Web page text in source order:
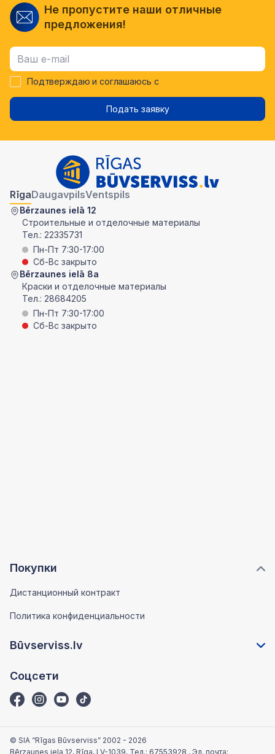
Не пропустите наши отличные
предложения!
Подтверждаю и соглашаюсь с
Подать заявку
Покупки
Дистанционный контракт
Политика конфиденциальности
Būvserviss.lv
Соцсети
RīgaDaugavpilsVentspils
Bērzaunes ielā 12
Строительные и отделочные материалы
Тел.: 22335731
Пн-Пт 7:30-17:00
Сб-Вс закрыто
Bērzaunes ielā 8a
Краски и отделочные материалы
Тел.: 28684205
Пн-Пт 7:30-17:00
Сб-Вс закрыто
© SIA “Rīgas Būvserviss” 2002 - 2026
Bērzaunes iela 12, Rīga, LV-1039, Тел.: 67553928 , Эл. почта: